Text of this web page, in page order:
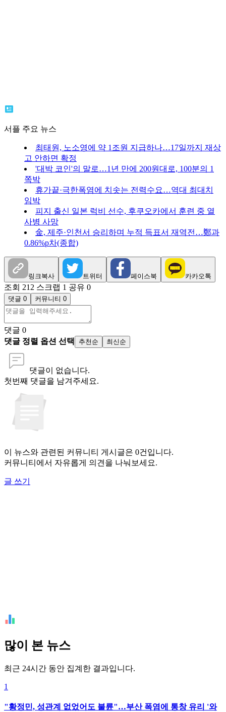
서플 주요 뉴스
최태원, 노소영에 약 1조원 지급하나…17일까지 재상
고 안하면 확정
'대박 코인'의 말로…1년 만에 200원대로, 100분의 1
쪽박
휴가끝·극한폭염에 치솟는 전력수요…역대 최대치
임박
피지 출신 일본 럭비 선수, 후쿠오카에서 훈련 중 열
사병 사망
金, 제주·인천서 승리하며 누적 득표서 재역전…鄭과
0.86%p차(종합)
링크복사 트위터 페이스북 카카오톡
조회 212 스크랩 1 공유 0
댓글 0 커뮤니티 0
댓글 0
댓글 정렬 옵션 선택
추천순 최신순
댓글이 없습니다.
첫번째 댓글을 남겨주세요.
이 뉴스와 관련된 커뮤니티 게시글은 0건입니다.
커뮤니티에서 자유롭게 의견을 나눠보세요.
글 쓰기
많이 본 뉴스
최근 24시간 동안 집계한 결과입니다.
1
"황정민, 성관계 없었어도 불륜"…부산 폭염에 통창 유리 '와